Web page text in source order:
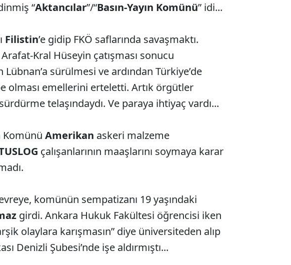
“Aktancılar”/“Basın-Yayın Komünü” idi...
Filistin’e gidip FKÖ saflarında savaşmaktı.
Kral Hüseyin çatışması sonucu
sürülmesi ve ardından Türkiye’de
olması emellerini erteletti. Artık örgütler
sürdürme telaşındaydı. Ve paraya ihtiyaç vardı...
Komünü Amerikan askeri malzeme
çalışanlarının maaşlarını soymaya karar
komünün sempatizanı 19 yaşındaki
girdi. Ankara Hukuk Fakültesi öğrencisi iken
olaylara karışmasın” diye üniversiteden alıp
Denizli Şubesi’nde işe aldırmıştı...